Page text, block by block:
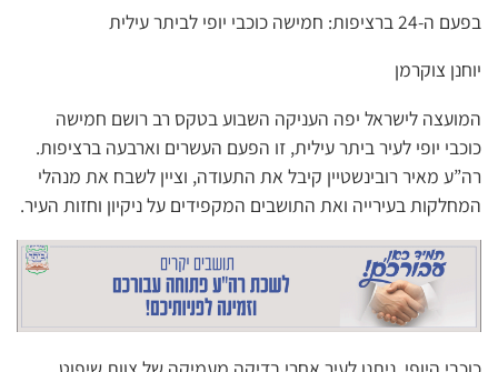
בפעם ה-24 ברציפות: חמישה כוכבי יופי לביתר עילית
יוחנן צוקרמן
המועצה לישראל יפה העניקה השבוע בטקס רב רושם חמישה
כוכבי יופי לעיר ביתר עילית, זו הפעם העשרים וארבעה ברציפות.
רה”ע מאיר רובינשטיין קיבל את התעודה, וציין לשבח את מנהלי
המחלקות בעירייה ואת התושבים המקפידים על ניקיון וחזות העיר.